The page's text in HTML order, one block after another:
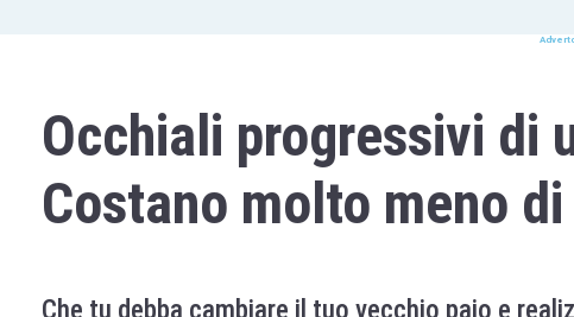
Occhiali progressivi di
Costano molto meno
Che tu debba cambiare il tuo vecchio paio e